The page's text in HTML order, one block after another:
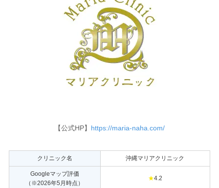
【公式HP】 https://maria-naha.com/
クリニック名 沖縄マリアクリニック
Googleマップ評価
（※2026年5月時点）
★4.2